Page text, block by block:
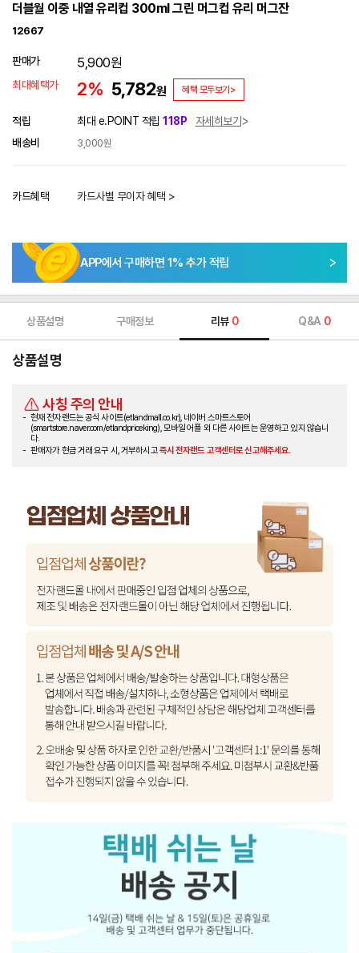
더블월 이중 내열 유리컵 300ml 그린 머그컵 유리 머그잔
12667
판매가 5,900원
최대혜택가 2% 5,782원 혜택 모두보기>
적립 최대 e.POINT 적립 118P
자세히보기
배송비
3,000원
카드혜택 카드사별 무이자 혜택 >
APP에서 구매하면 1% 추가 적립
상품설명 구매정보 리뷰 0 Q&A 0
상품설명
사칭 주의 안내
현재 전자랜드는 공식 사이트(etlandmall.co.kr), 네이버 스마트스토어
(smartstore.naver.com/etlandpriceking), 모바일 어플 외 다른 사이트는 운영하고 있지 않습니
다.
판매자가 현금 거래 요구 시, 거부하시고즉시 전자랜드 고객센터로 신고해주세요.